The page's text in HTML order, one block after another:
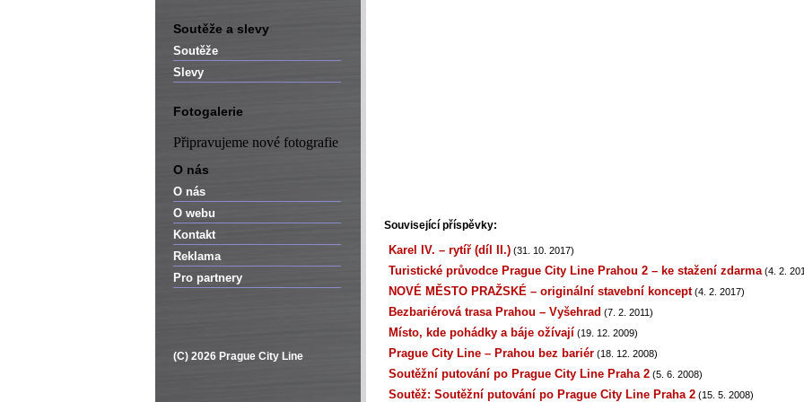
Soutěže a slevy
Soutěže
Slevy
Fotogalerie
Připravujeme nové fotografie
O nás
O nás
O webu
Kontakt
Reklama
Pro partnery
(C) 2026 Prague City Line
Související příspěvky:
Karel IV. – rytíř (díl II.) (31. 10. 2017)
Turistické průvodce Prague City Line Prahou 2 – ke stažení zdarma (4. 2.
NOVÉ MĚSTO PRAŽSKÉ – originální stavební koncept(4. 2. 2017)
Bezbariérová trasa Prahou – Vyšehrad (7. 2. 2011)
Místo, kde pohádky a báje ožívají (19. 12. 2009)
Prague City Line – Prahou bez bariér (18. 12. 2008)
Soutěžní putování po Prague City Line Praha 2 (5. 6. 2008)
Soutěž: Soutěžní putování po Prague City Line Praha 2 (15. 5. 2008)